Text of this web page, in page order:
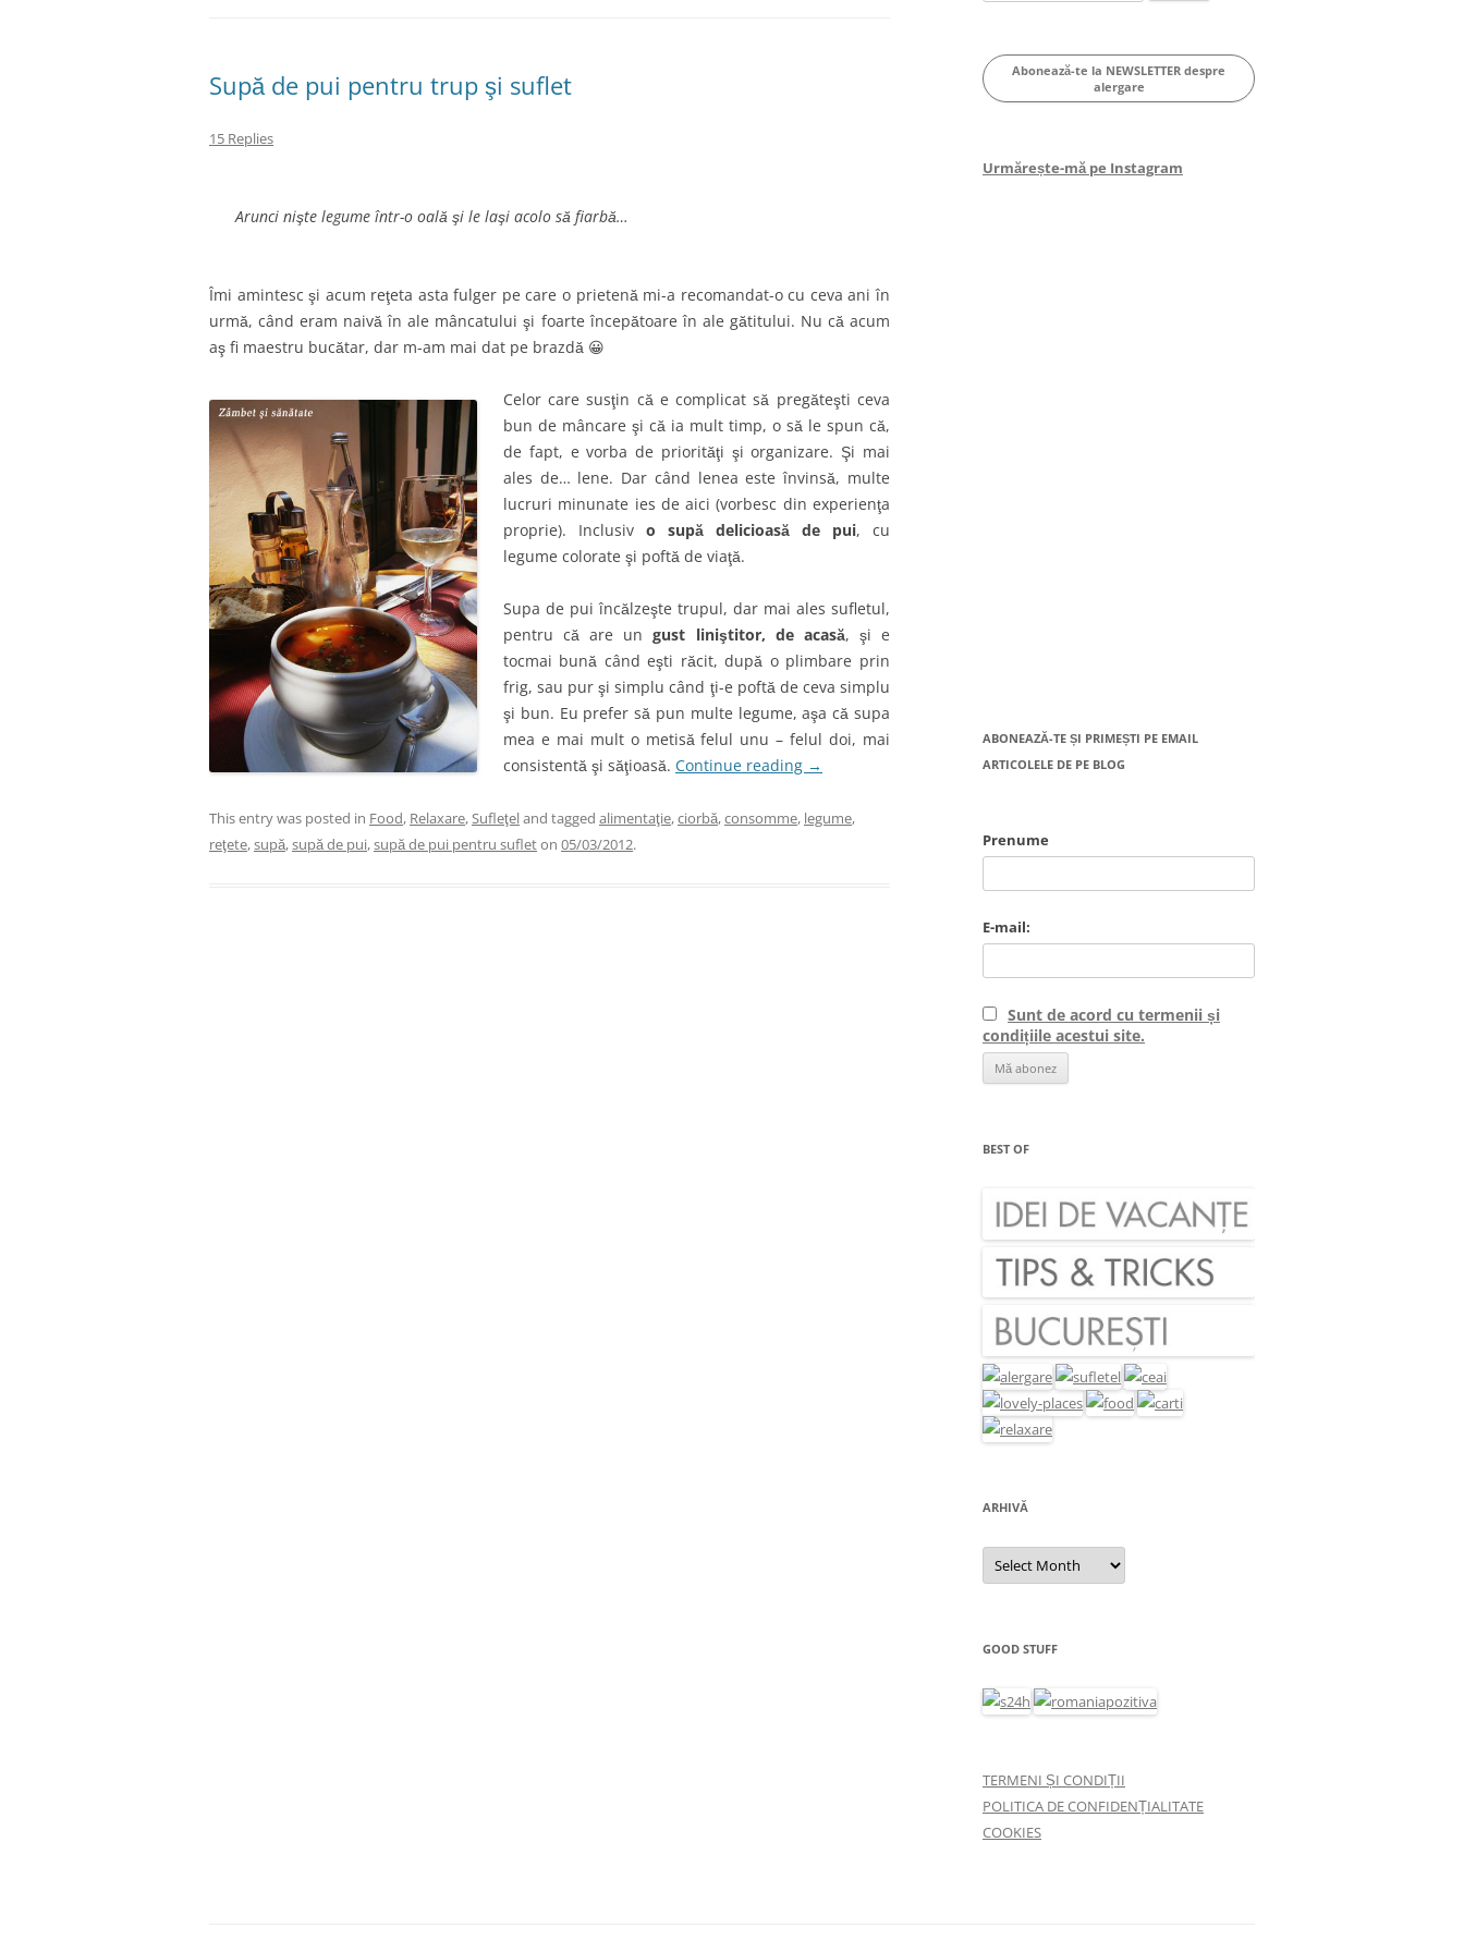
Supă de pui pentru trup şi suflet
15 Replies
Arunci nişte legume într-o oală şi le laşi acolo să fiarbă…
Îmi amintesc şi acum reţeta asta fulger pe care o prietenă mi-a recomandat-o cu ceva ani în
urmă, când eram naivă în ale mâncatului şi foarte începătoare în ale gătitului. Nu că acum
aş fi maestru bucătar, dar m-am mai dat pe brazdă 😀
Celor care susţin că e complicat să pregăteşti ceva
bun de mâncare şi că ia mult timp, o să le spun că,
de fapt, e vorba de priorităţi şi organizare. Şi mai
ales de… lene. Dar când lenea este învinsă, multe
lucruri minunate ies de aici (vorbesc din experienţa
proprie). Inclusiv o supă delicioasă de pui, cu
legume colorate şi poftă de viaţă.
Supa de pui încălzeşte trupul, dar mai ales sufletul,
pentru că are un gust liniştitor, de acasă, şi e
tocmai bună când eşti răcit, după o plimbare prin
frig, sau pur şi simplu când ţi-e poftă de ceva simplu
şi bun. Eu prefer să pun multe legume, aşa că supa
mea e mai mult o metisă felul unu – felul doi, mai
consistentă şi săţioasă. Continue reading →
This entry was posted in Food, Relaxare,Sufleţeland tagged alimentaţie,ciorbă,consomme, legume,
reţete,supă,supă de pui,supă de pui pentru sufleton 05/03/2012.
for:
Abonează-te la NEWSLETTER despre
alergare
Urmărește-mă pe Instagram
ABONEAZĂ-TE ȘI PRIMEȘTI PE EMAIL
ARTICOLELE DE PE BLOG
Prenume
E-mail:
Sunt de acord cu termenii și
condițiile acestui site.
BEST OF
ARHIVĂ
Arhivă
GOOD STUFF
TERMENI ȘI CONDIȚII
POLITICA DE CONFIDENȚIALITATE
COOKIES